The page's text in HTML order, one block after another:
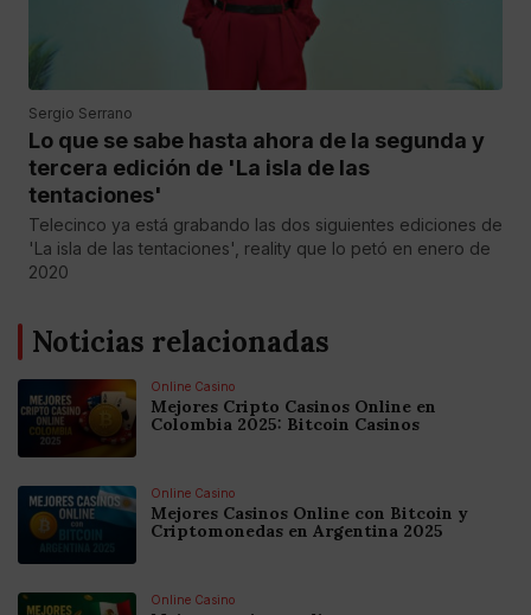
Sergio Serrano
Lo que se sabe hasta ahora de la segunda y
tercera edición de 'La isla de las
tentaciones'
Telecinco ya está grabando las dos siguientes ediciones de
'La isla de las tentaciones', reality que lo petó en enero de
2020
Noticias relacionadas
Online Casino
Mejores Cripto Casinos Online en
Colombia 2025: Bitcoin Casinos
Online Casino
Mejores Casinos Online con Bitcoin y
Criptomonedas en Argentina 2025
Online Casino